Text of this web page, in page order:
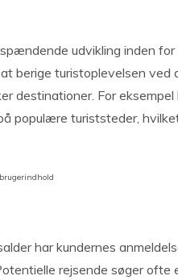
udvikling inden
berige turistoplevelsen
destinationer. For
populære turiststeder,
har kundernes
rejsende søger